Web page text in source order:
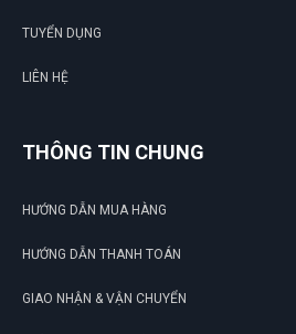
TUYỂN DỤNG
LIÊN HỆ
THÔNG TIN CHUNG
HƯỚNG DẪN MUA HÀNG
HƯỚNG DẪN THANH TOÁN
GIAO NHẬN & VẬN CHUYỂN